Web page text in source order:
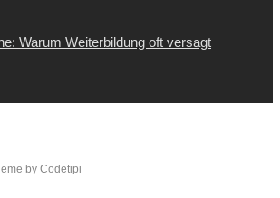
Warum Weiterbildung oft versagt
by Codetipi